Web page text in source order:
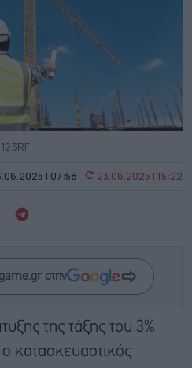
| 07:58 23.06.2025 | 15:22
στην
της τάξης του 3%
ο κατασκευαστικός